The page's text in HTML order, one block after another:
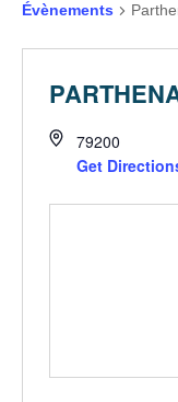
Évènements
79200
Get